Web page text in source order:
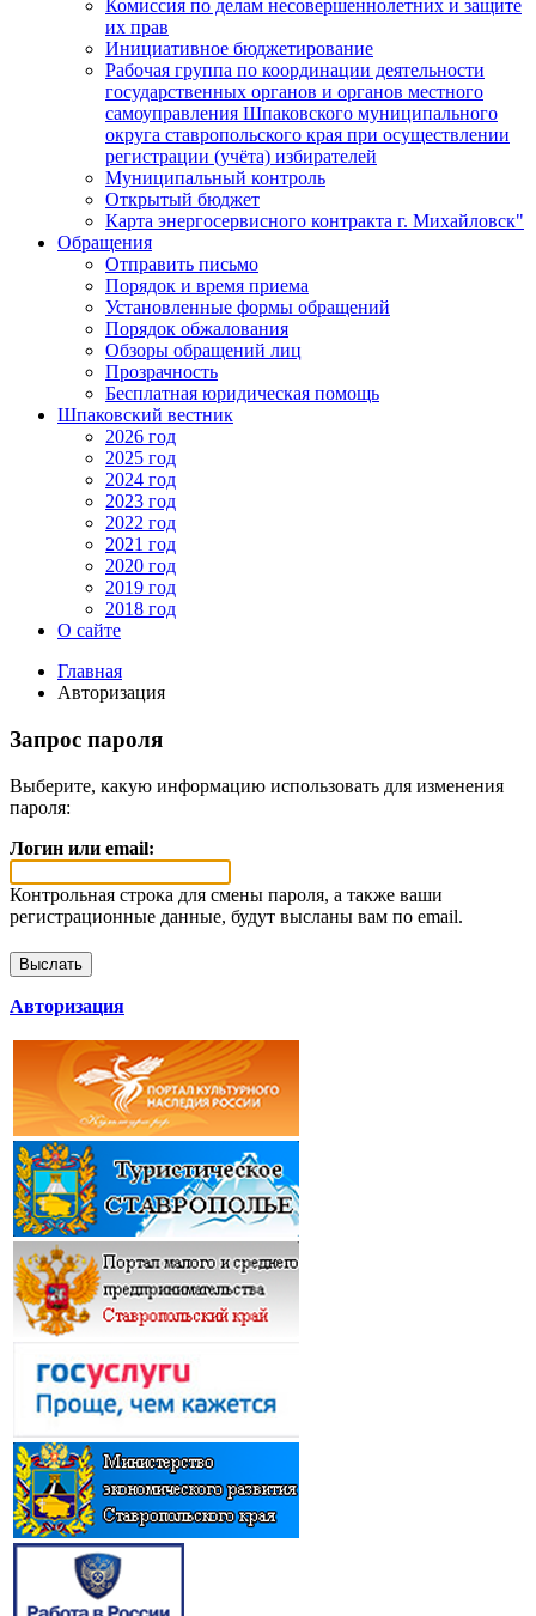
Комиссия по делам несовершеннолетних и защите
их прав
Инициативное бюджетирование
Рабочая группа по координации деятельности
государственных органов и органов местного
самоуправления Шпаковского муниципального
округа ставропольского края при осуществлении
регистрации (учёта) избирателей
Муниципальный контроль
Открытый бюджет
Карта энергосервисного контракта г. Михайловск"
Обращения
Отправить письмо
Порядок и время приема
Установленные формы обращений
Порядок обжалования
Обзоры обращений лиц
Прозрачность
Бесплатная юридическая помощь
Шпаковский вестник
2026 год
2025 год
2024 год
2023 год
2022 год
2021 год
2020 год
2019 год
2018 год
О сайте
Главная
Авторизация
Запрос пароля
Выберите, какую информацию использовать для изменения
пароля:
Логин или email:
Контрольная строка для смены пароля, а также ваши
регистрационные данные, будут высланы вам по email.
Авторизация